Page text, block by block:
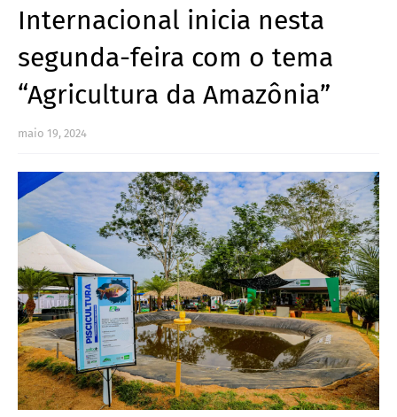
Internacional inicia nesta
segunda-feira com o tema
“Agricultura da Amazônia”
maio 19, 2024